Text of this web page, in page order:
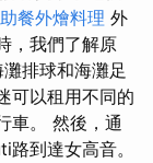
餐外燴料理 外
，我們了解原
灘排球和海灘足
可以租用不同的
車。 然後，通
到達女高音。